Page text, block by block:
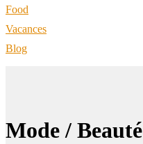
Food
Vacances
Blog
Mode / Beauté